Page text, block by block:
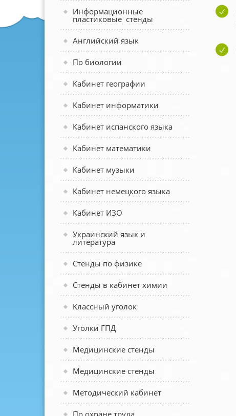
Информационные
пластиковые стенды
Английский язык
По биологии
Кабинет географии
Кабинет информатики
Кабинет испанского языка
Кабинет математики
Кабинет музыки
Кабинет немецкого языка
Кабинет ИЗО
Украинский язык и
литература
Стенды по физике
Стенды в кабинет химии
Классный уголок
Уголки ГПД
Медицинские стенды
Медицинские стенды
Методический кабинет
По охране труда